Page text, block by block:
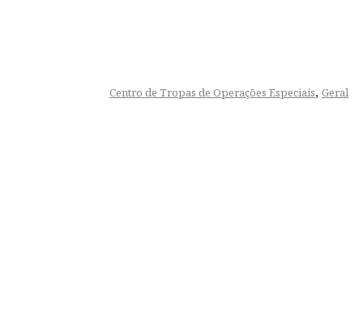
Centro de Tropas de Operações Especiais, Geral